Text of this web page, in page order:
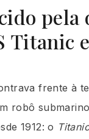
pela
Titanic
frente à
robô
1912: o